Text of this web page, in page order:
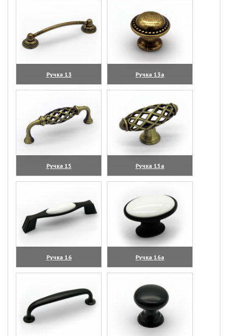
Ручка 13
(увеличить)
Ручка 13а
(увеличить)
Ручка 15
(увеличить)
Ручка 15а
(увеличить)
Ручка 16
(увеличить)
Ручка 16а
(увеличить)